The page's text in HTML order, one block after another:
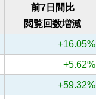
前7日間比
閲覧回数増減
+16.05%
+5.62%
+59.32%